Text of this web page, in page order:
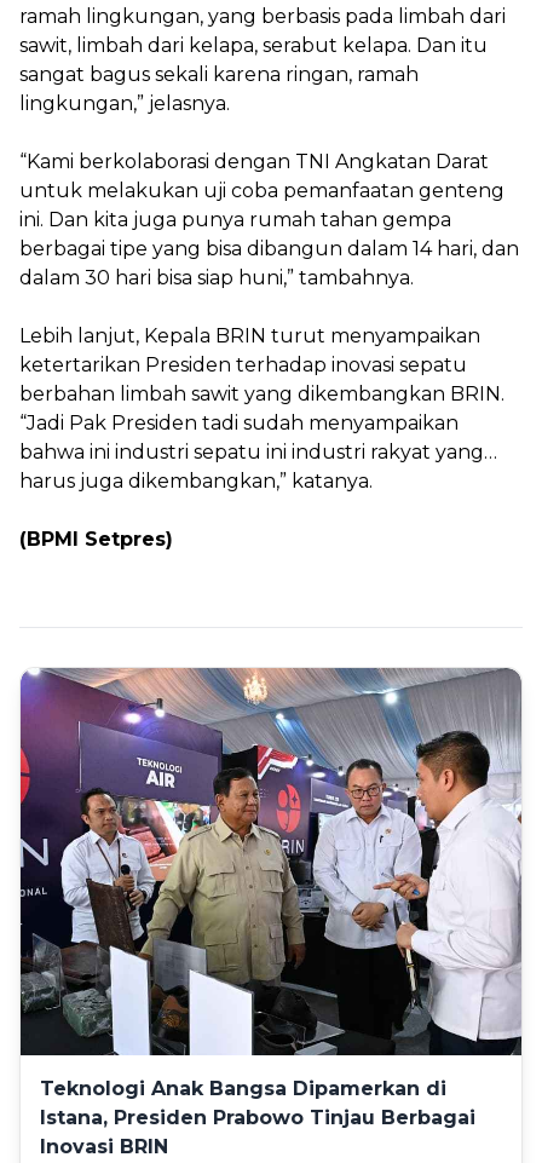
ramah lingkungan, yang berbasis pada limbah dari
sawit, limbah dari kelapa, serabut kelapa. Dan itu
sangat bagus sekali karena ringan, ramah
lingkungan,” jelasnya.
“Kami berkolaborasi dengan TNI Angkatan Darat
untuk melakukan uji coba pemanfaatan genteng
ini. Dan kita juga punya rumah tahan gempa
berbagai tipe yang bisa dibangun dalam 14 hari, dan
dalam 30 hari bisa siap huni,” tambahnya.
Lebih lanjut, Kepala BRIN turut menyampaikan
ketertarikan Presiden terhadap inovasi sepatu
berbahan limbah sawit yang dikembangkan BRIN.
“Jadi Pak Presiden tadi sudah menyampaikan
bahwa ini industri sepatu ini industri rakyat yang
harus juga dikembangkan,” katanya.
(BPMI Setpres)
Teknologi Anak Bangsa Dipamerkan di
Istana, Presiden Prabowo Tinjau Berbagai
Inovasi BRIN